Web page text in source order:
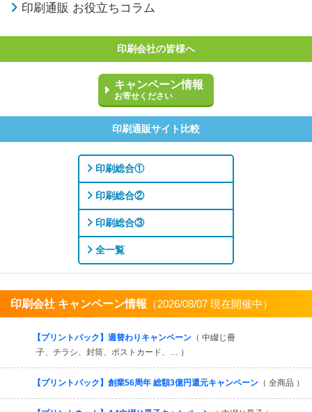
印刷通販 お役立ちコラム
印刷会社の皆様へ
キャンペーン情報
お寄せください
印刷通販サイト比較
印刷総合①
印刷総合②
印刷総合③
全一覧
印刷会社 キャンペーン情報 （2026/08/07 現在開催中）
【プリントパック】週替わりキャンペーン （ 中綴じ冊
子、チラシ、封筒、ポストカード、… ）
【プリントパック】創業56周年 総額3億円還元キャンペーン （ 全商品 ）